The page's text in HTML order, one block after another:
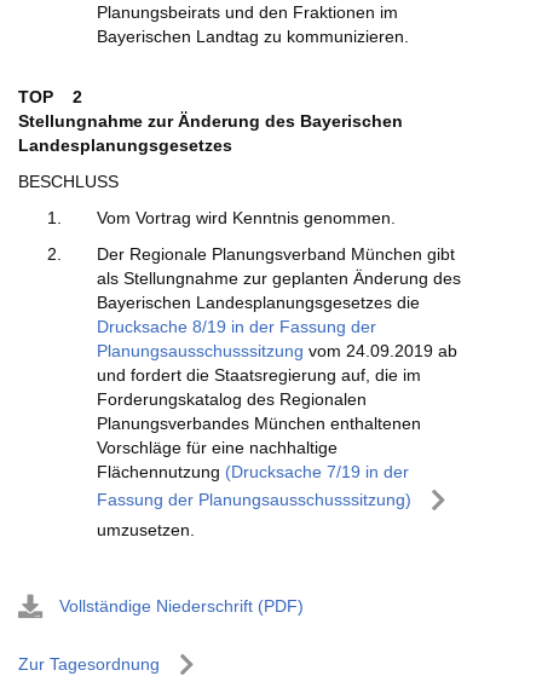
Planungsbeirats und den Fraktionen im
Bayerischen Landtag zu kommunizieren.
TOP 2
Stellungnahme zur Änderung des Bayerischen
Landesplanungsgesetzes
BESCHLUSS
Vom Vortrag wird Kenntnis genommen.
Der Regionale Planungsverband München gibt
als Stellungnahme zur geplanten Änderung des
Bayerischen Landesplanungsgesetzes die
Drucksache 8/19 in der Fassung der
Planungsausschusssitzung vom 24.09.2019 ab
und fordert die Staatsregierung auf, die im
Forderungskatalog des Regionalen
Planungsverbandes München enthaltenen
Vorschläge für eine nachhaltige
Flächennutzung (Drucksache 7/19 in der
Fassung der Planungsausschusssitzung)
umzusetzen.
Vollständige Niederschrift (PDF)
Zur Tagesordnung